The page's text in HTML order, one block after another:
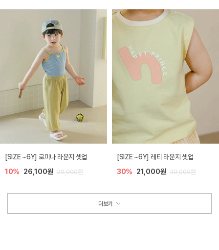
[SIZE ~6Y] 로미나 라운지 셋업
10% 26,100원 29,000원
[SIZE ~6Y] 레티 라운지 셋업
30% 21,000원 30,000원
더보기